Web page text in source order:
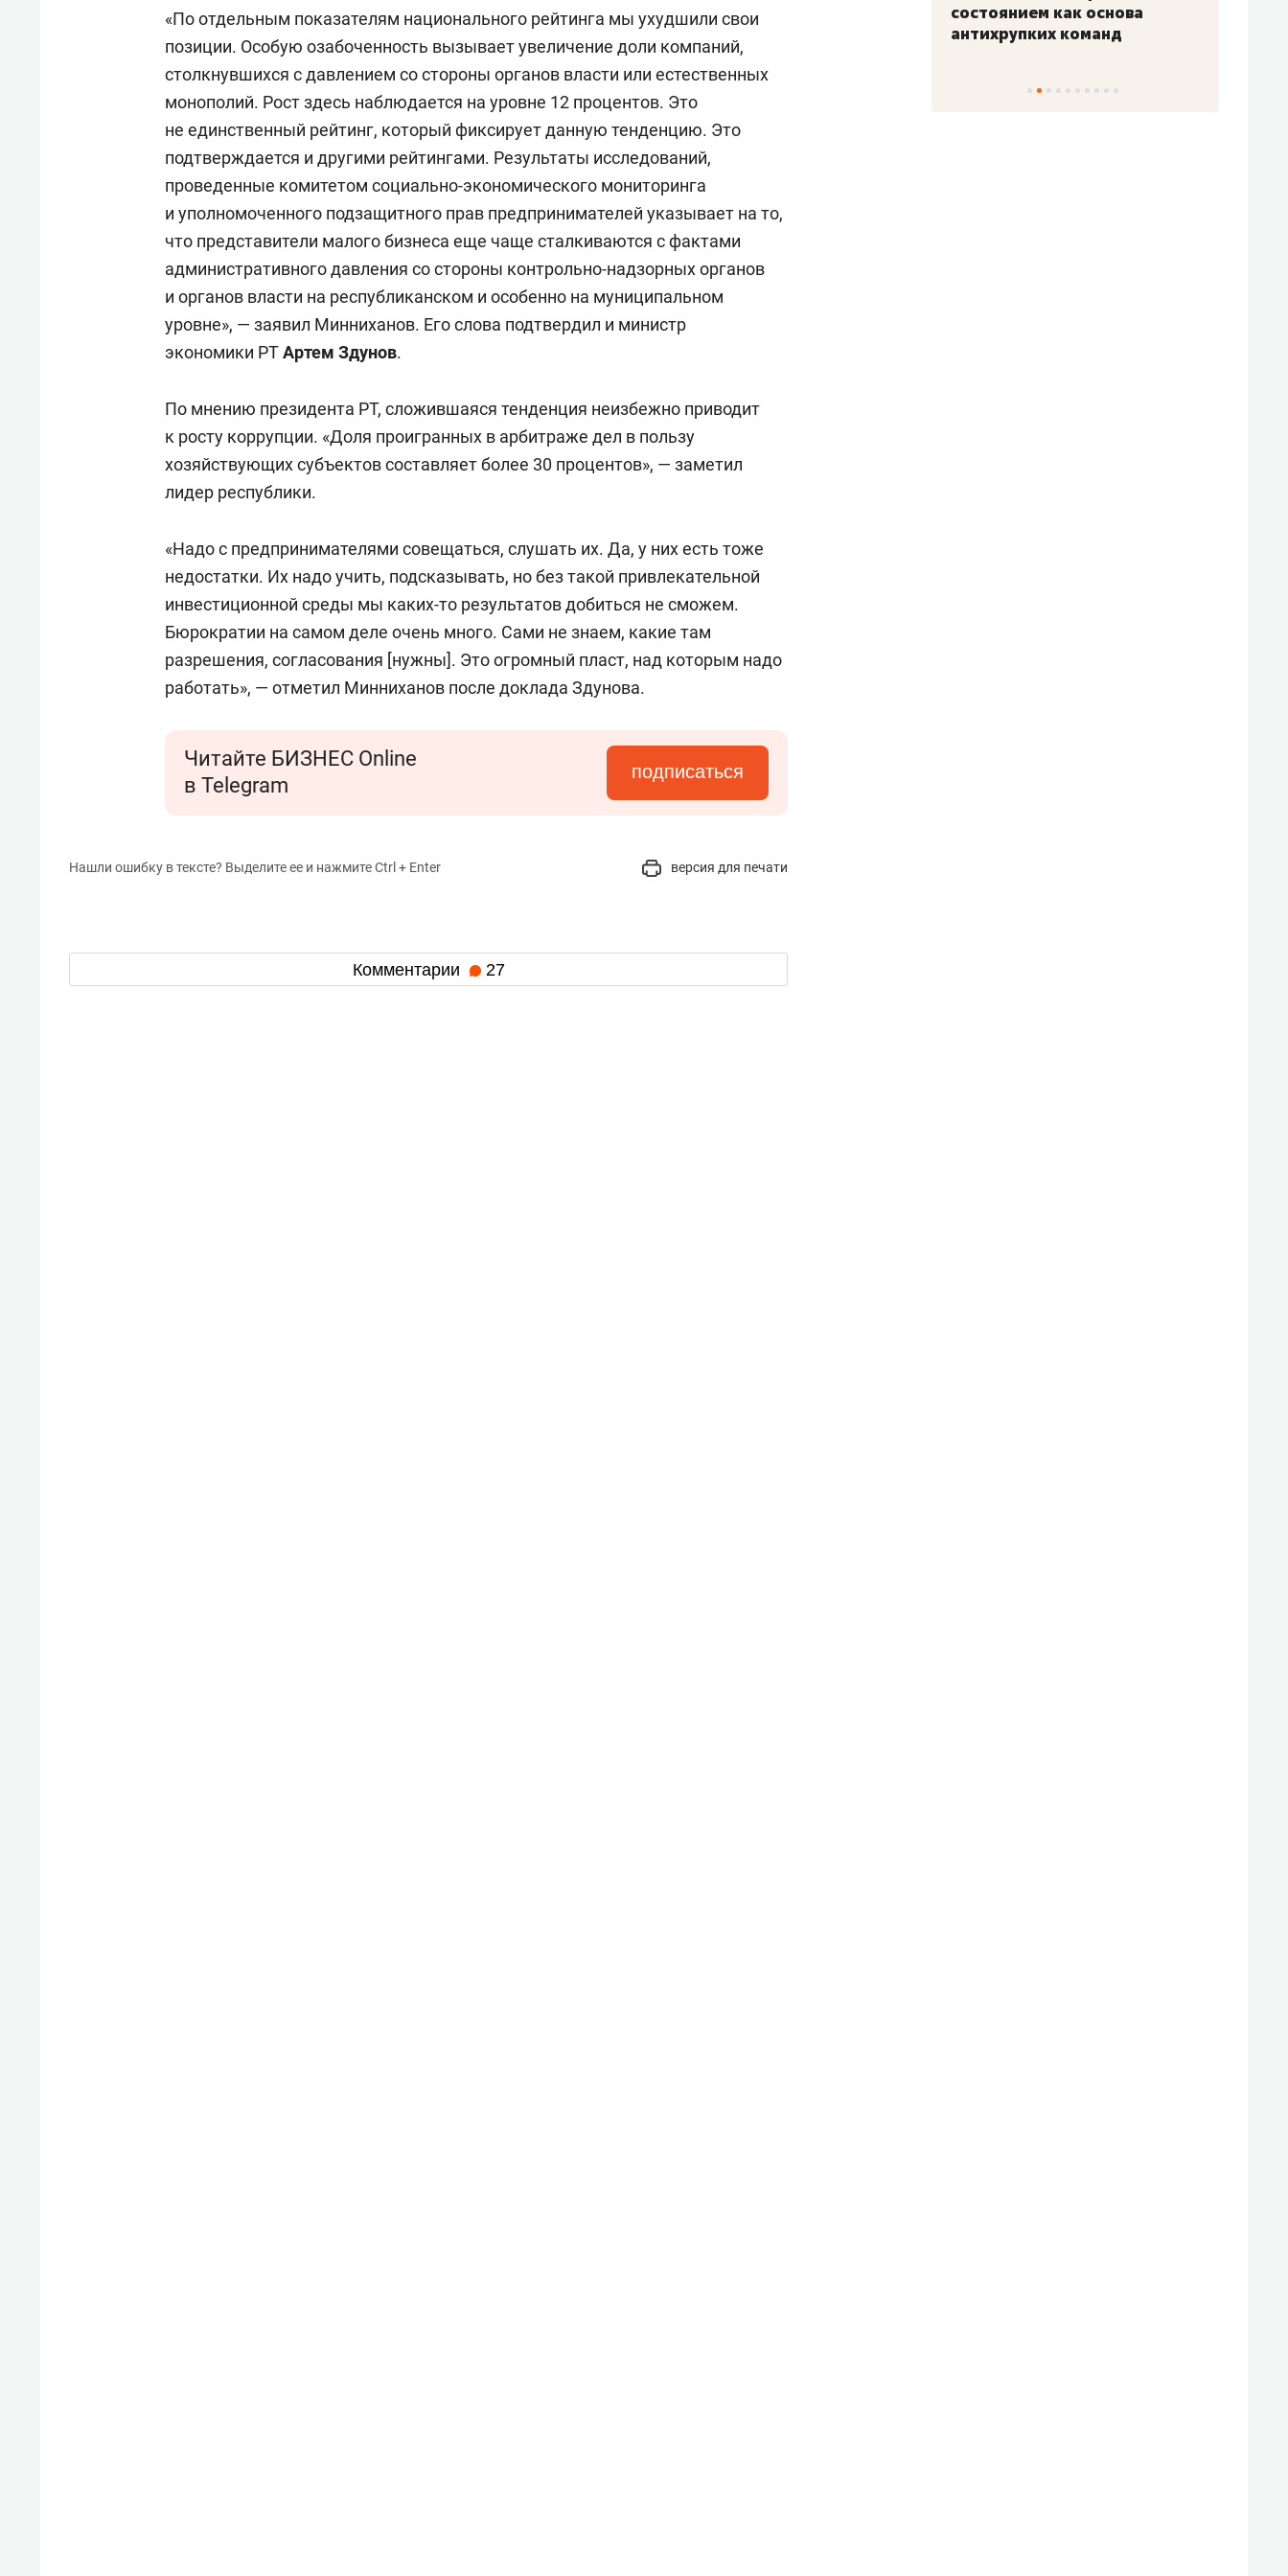
«По отдельным показателям национального рейтинга мы ухудшили свои
позиции. Особую озабоченность вызывает увеличение доли компаний,
столкнувшихся с давлением со стороны органов власти или естественных
монополий. Рост здесь наблюдается на уровне 12 процентов. Это
не единственный рейтинг, который фиксирует данную тенденцию. Это
подтверждается и другими рейтингами. Результаты исследований,
проведенные комитетом социально-экономического мониторинга
и уполномоченного подзащитного прав предпринимателей указывает на то,
что представители малого бизнеса еще чаще сталкиваются с фактами
административного давления со стороны контрольно-надзорных органов
и органов власти на республиканском и особенно на муниципальном
уровне», — заявил Минниханов. Его слова подтвердил и министр
экономики РТАртем Здунов.
По мнению президента РТ, сложившаяся тенденция неизбежно приводит
к росту коррупции. «Доля проигранных в арбитраже дел в пользу
хозяйствующих субъектов составляет более 30 процентов», — заметил
лидер республики.
«Надо с предпринимателями совещаться, слушать их. Да, у них есть тоже
недостатки. Их надо учить, подсказывать, но без такой привлекательной
инвестиционной среды мы каких-то результатов добиться не сможем.
Бюрократии на самом деле очень много. Сами не знаем, какие там
разрешения, согласования [нужны]. Это огромный пласт, над которым надо
работать», — отметил Минниханов после доклада Здунова.
Читайте БИЗНЕС Online
в Telegram
подписаться
Нашли ошибку в тексте? Выделите ее и нажмите Ctrl + Enter версия для печати
Комментарии 27
состоянием как основа
антихрупких команд
«Гонка Героев»